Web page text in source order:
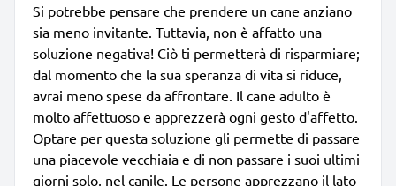
Si potrebbe pensare che prendere un cane anziano
sia meno invitante. Tuttavia, non è affatto una
soluzione negativa! Ciò ti permetterà di risparmiare;
dal momento che la sua speranza di vita si riduce,
avrai meno spese da affrontare. Il cane adulto è
molto affettuoso e apprezzerà ogni gesto d'affetto.
Optare per questa soluzione gli permette di passare
una piacevole vecchiaia e di non passare i suoi ultimi
giorni solo, nel canile. Le persone apprezzano il lato